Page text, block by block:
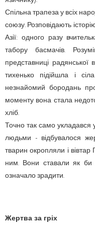
Спільна трапеза у всіх
союзу. Розповідають
Азії: одного разу
табору басмачів.
представниці радянської
тихенько підійшла і
незнайомий бородань
моменту вона стала
хліб.
Точно так само укладався
людьми - відбувалося
тварин окропляли і
ним. Вони ставали як би
означало зрадити.
Жертва за гріх